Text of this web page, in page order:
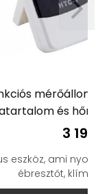
ébresztővel,
kijelzéssel
mindent: időt,